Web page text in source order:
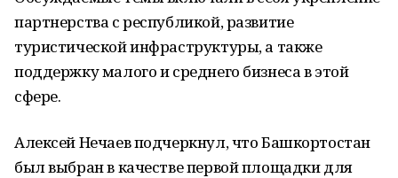
партнерства с республикой, развитие
туристической инфраструктуры, а также
поддержку малого и среднего бизнеса в этой
сфере.
Алексей Нечаев подчеркнул, что Башкортостан
был выбран в качестве первой площадки для